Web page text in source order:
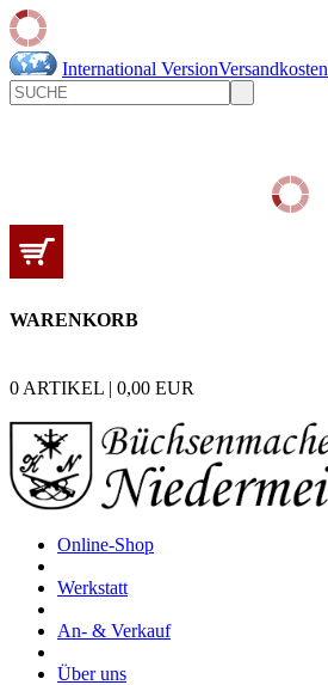
International VersionVersandkosten
WARENKORB
0 ARTIKEL | 0,00 EUR
Online-Shop
Werkstatt
An- & Verkauf
Über uns